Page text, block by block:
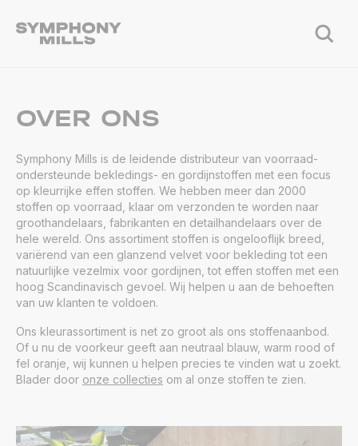
OVER ONS
Symphony Mills is de leidende distributeur van voorraad-
ondersteunde bekledings- en gordijnstoffen met een focus
op kleurrijke effen stoffen. We hebben meer dan 2000
stoffen op voorraad, klaar om verzonden te worden naar
groothandelaars, fabrikanten en detailhandelaars over de
hele wereld. Ons assortiment stoffen is ongelooflijk breed,
variërend van een glanzend velvet voor bekleding tot een
natuurlijke vezelmix voor gordijnen, tot effen stoffen met een
hoog Scandinavisch gevoel. Wij helpen u aan de behoeften
van uw klanten te voldoen.
Ons kleurassortiment is net zo groot als ons stoffenaanbod.
Of u nu de voorkeur geeft aan neutraal blauw, warm rood of
fel oranje, wij kunnen u helpen precies te vinden wat u zoekt.
Blader door onze collecties om al onze stoffen te zien.